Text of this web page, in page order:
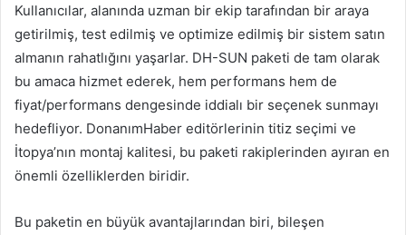
Kullanıcılar, alanında uzman bir ekip tarafından bir araya
getirilmiş, test edilmiş ve optimize edilmiş bir sistem satın
almanın rahatlığını yaşarlar. DH-SUN paketi de tam olarak
bu amaca hizmet ederek, hem performans hem de
fiyat/performans dengesinde iddialı bir seçenek sunmayı
hedefliyor. DonanımHaber editörlerinin titiz seçimi ve
İtopya’nın montaj kalitesi, bu paketi rakiplerinden ayıran en
önemli özelliklerden biridir.
Bu paketin en büyük avantajlarından biri, bileşen